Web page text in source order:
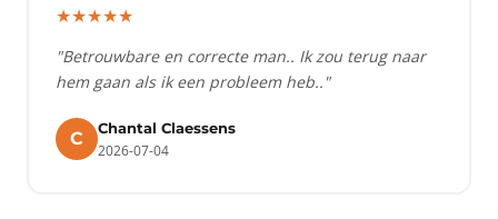
★★★★★
"Betrouwbare en correcte man.. Ik zou terug naar
hem gaan als ik een probleem heb.."
C
Chantal Claessens
2026-07-04